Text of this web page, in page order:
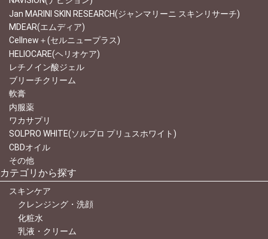
Jan MARINI SKIN RESEARCH(ジャンマリーニ スキンリサーチ)
MDEAR(エムディア)
Cellnew＋(セルニュープラス)
HELIOCARE(ヘリオケア)
レチノイン酸ジェル
ブリーチクリーム
軟膏
内服薬
ワカサプリ
SOLPRO WHITE(ソルプロ プリュスホワイト)
CBDオイル
その他
カテゴリから探す
スキンケア
クレンジング・洗顔
化粧水
乳液・クリーム